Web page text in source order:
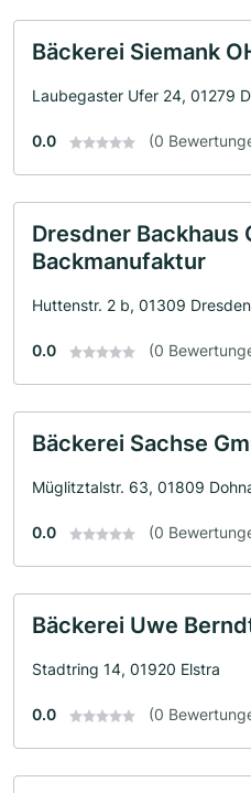
Bäckerei Siemank
Laubegaster Ufer 24, 01279
0.0 (0
Dresdner Backhaus
Backmanufaktur
Huttenstr. 2 b, 01309 Dresden
0.0 (0
Bäckerei Sachse
Müglitztalstr. 63, 01809
0.0 (0
Bäckerei Uwe
Stadtring 14, 01920 Elstra
0.0 (0